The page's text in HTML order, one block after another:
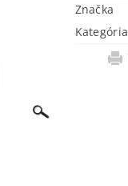
Značka
Kategória